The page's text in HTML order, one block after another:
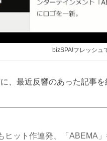
bizSPA!フレッシュ
、最近反響のあった記事を
ヒット作連発、「ABEMA